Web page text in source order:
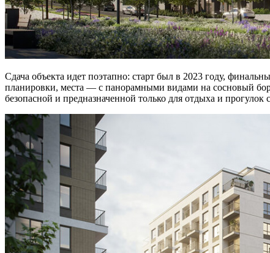
Сдача объекта идет поэтапно: старт был в 2023 году,
планировки, места — с панорамными видами на сосновый
безопасной и предназначенной только для отдыха и прогулок